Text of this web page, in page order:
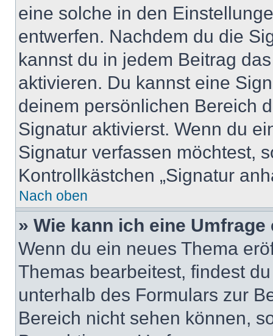
eine solche in den
entwerfen. Nachdem du die
kannst du in jedem Beitrag
aktivieren. Du kannst eine
deinem persönlichen Bereich
Signatur aktivierst. Wenn du
Signatur verfassen möchtest,
Kontrollkästchen „Signatur
Nach oben
» Wie kann ich eine
Wenn du ein neues Thema
Themas bearbeitest, findest
unterhalb des Formulars zur
Bereich nicht sehen können,